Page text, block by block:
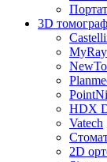
3D
MyRay
HDX
Vatech
2D